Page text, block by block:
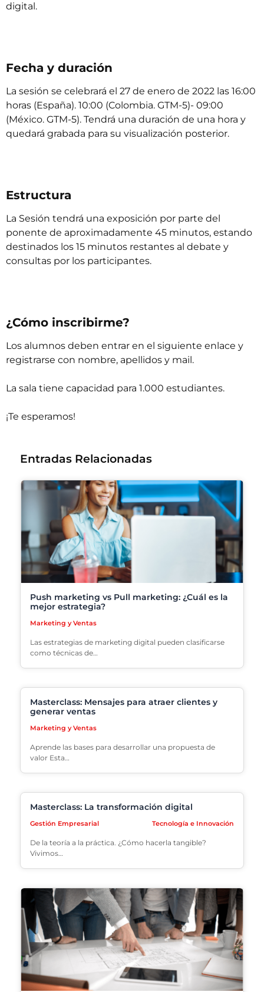
digital.
Fecha y duración
La sesión se celebrará el 27 de enero de 2022 las 16:00
horas (España). 10:00 (Colombia. GTM-5)- 09:00
(México. GTM-5). Tendrá una duración de una hora y
quedará grabada para su visualización posterior.
Estructura
La Sesión tendrá una exposición por parte del
ponente de aproximadamente 45 minutos, estando
destinados los 15 minutos restantes al debate y
consultas por los participantes.
¿Cómo inscribirme?
Los alumnos deben entrar en el siguiente enlace y
registrarse con nombre, apellidos y mail.
La sala tiene capacidad para 1.000 estudiantes.
¡Te esperamos!
Entradas Relacionadas
Push marketing vs Pull marketing: ¿Cuál es la
mejor estrategia?
Marketing y Ventas
Las estrategias de marketing digital pueden clasificarse
como técnicas de…
Masterclass: Mensajes para atraer clientes y
generar ventas
Marketing y Ventas
Aprende las bases para desarrollar una propuesta de
valor Esta…
Masterclass: La transformación digital
Gestión Empresarial Tecnología e Innovación
De la teoría a la práctica. ¿Cómo hacerla tangible?
Vivimos…